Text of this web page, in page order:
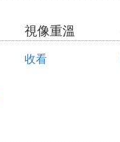
視像重溫
收看